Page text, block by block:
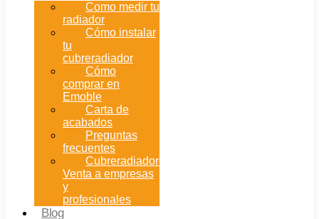
Como medir tu
radiador
Cómo instalar
tu
cubreradiador
Cómo
comprar en
Emoble
Carta de
acabados
Preguntas
frecuentes
Cubreradiadores:
Venta a empresas
y
profesionales
Blog